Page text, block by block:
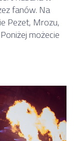
fanów. Na
Pezet, Mrozu,
możecie